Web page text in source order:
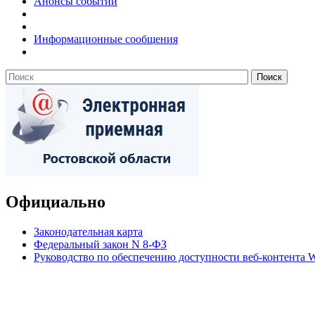
Информационные сообщения
Официально
Законодательная карта
Федеральный закон N 8-ФЗ
Руководство по обеспечению доступности веб-контента